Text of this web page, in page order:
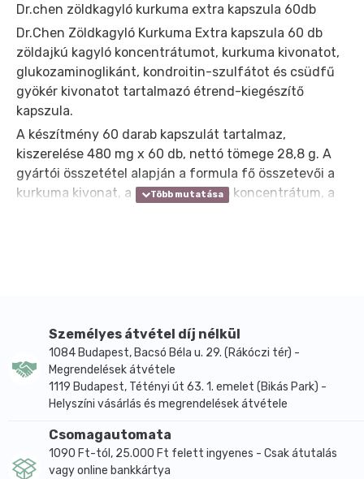
Dr.chen zöldkagyló kurkuma extra kapszula 60db
Dr.Chen Zöldkagyló Kurkuma Extra kapszula 60 db
zöldajkú kagyló koncentrátumot, kurkuma kivonatot,
glukozaminoglikánt, kondroitin-szulfátot és csüdfű
gyökér kivonatot tartalmazó étrend-kiegészítő
kapszula.
A készítmény 60 darab kapszulát tartalmaz,
kiszerelése 480 mg x 60 db, nettó tömege 28,8 g. A
gyártói összetétel alapján a formula fő összetevői a
kurkuma kivonat, a zöldajkú kagyló koncentrátum, a
szerint a készítmény 240 mg kurkuma kivonatot
tartalmaz, amely 960 mg szárított gyógynövénynek
felel meg, továbbá 220 mg zöldajkú kagyló
koncentrátumot, amely 2200 mg kagyló őrleménynek
felel meg. Emellett napi 2 kapszulában 77 mg
glukozaminoglikán, 160 mg kondroitin-szulfát és 140
mg csüdfű gyökér kivonat található, utóbbi 1400 mg
szárított gyógynövénynek megfelelő mennyiségben.
Személyes átvétel díj nélkül
1084 Budapest, Bacsó Béla u. 29. (Rákóczi tér) -
Megrendelések átvétele
1119 Budapest, Tétényi út 63. 1. emelet (Bikás Park) -
Helyszíni vásárlás és megrendelések átvétele
Csomagautomata
1090 Ft-tól, 25.000 Ft felett ingyenes - Csak átutalás
vagy online bankkártya